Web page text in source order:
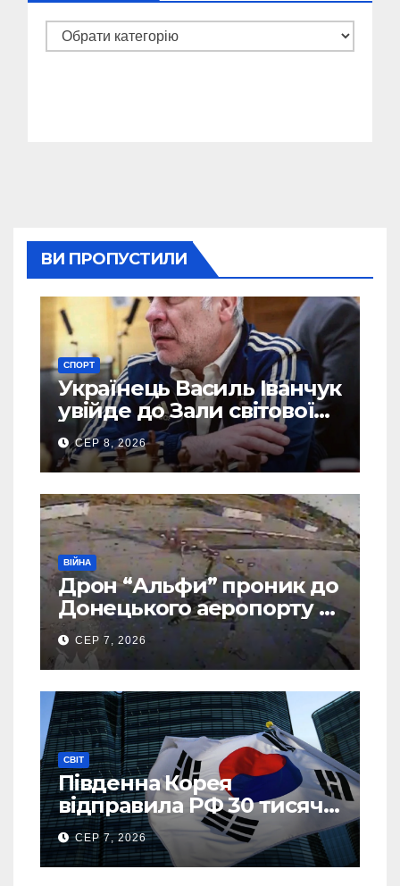
Категорії
ВИ ПРОПУСТИЛИ
СПОРТ
Українець Василь Іванчук
увійде до Зали світової
шахової слави
СЕР 8, 2026
ВІЙНА
Дрон “Альфи” проник до
Донецького аеропорту та
спалив “Шахед” ще до
запуску
СЕР 7, 2026
СВІТ
Південна Корея
відправила РФ 30 тисяч
тонн авіапалива
СЕР 7, 2026